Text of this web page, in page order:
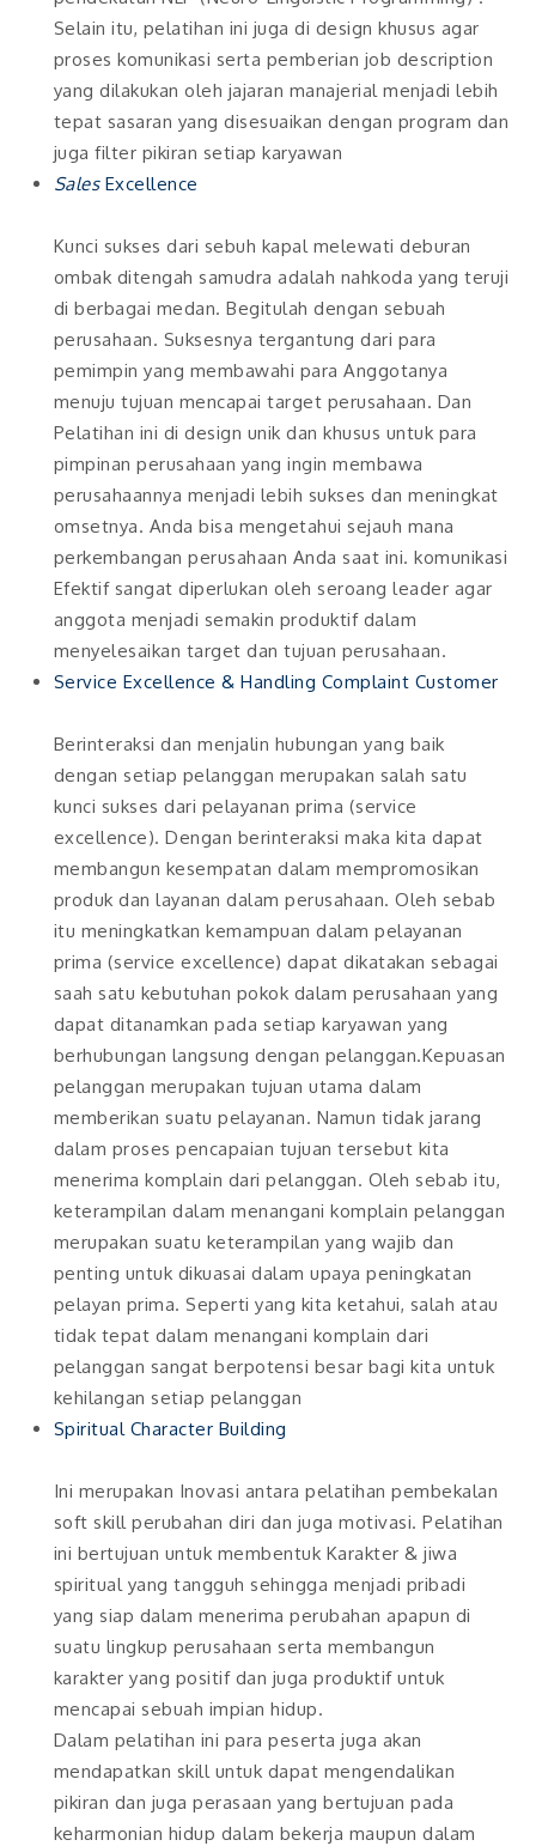
Selain itu, pelatihan ini juga di design khusus agar
proses komunikasi serta pemberian job description
yang dilakukan oleh jajaran manajerial menjadi lebih
tepat sasaran yang disesuaikan dengan program dan
juga filter pikiran setiap karyawan
Sales Excellence
Kunci sukses dari sebuh kapal melewati deburan
ombak ditengah samudra adalah nahkoda yang teruji
di berbagai medan. Begitulah dengan sebuah
perusahaan. Suksesnya tergantung dari para
pemimpin yang membawahi para Anggotanya
menuju tujuan mencapai target perusahaan. Dan
Pelatihan ini di design unik dan khusus untuk para
pimpinan perusahaan yang ingin membawa
perusahaannya menjadi lebih sukses dan meningkat
omsetnya. Anda bisa mengetahui sejauh mana
perkembangan perusahaan Anda saat ini. komunikasi
Efektif sangat diperlukan oleh seroang leader agar
anggota menjadi semakin produktif dalam
menyelesaikan target dan tujuan perusahaan.
Service Excellence & Handling Complaint Customer
Berinteraksi dan menjalin hubungan yang baik
dengan setiap pelanggan merupakan salah satu
kunci sukses dari pelayanan prima (service
excellence). Dengan berinteraksi maka kita dapat
membangun kesempatan dalam mempromosikan
produk dan layanan dalam perusahaan. Oleh sebab
itu meningkatkan kemampuan dalam pelayanan
prima (service excellence) dapat dikatakan sebagai
saah satu kebutuhan pokok dalam perusahaan yang
dapat ditanamkan pada setiap karyawan yang
berhubungan langsung dengan pelanggan.Kepuasan
pelanggan merupakan tujuan utama dalam
memberikan suatu pelayanan. Namun tidak jarang
dalam proses pencapaian tujuan tersebut kita
menerima komplain dari pelanggan. Oleh sebab itu,
keterampilan dalam menangani komplain pelanggan
merupakan suatu keterampilan yang wajib dan
penting untuk dikuasai dalam upaya peningkatan
pelayan prima. Seperti yang kita ketahui, salah atau
tidak tepat dalam menangani komplain dari
pelanggan sangat berpotensi besar bagi kita untuk
kehilangan setiap pelanggan
Spiritual Character Building
Ini merupakan Inovasi antara pelatihan pembekalan
soft skill perubahan diri dan juga motivasi. Pelatihan
ini bertujuan untuk membentuk Karakter & jiwa
spiritual yang tangguh sehingga menjadi pribadi
yang siap dalam menerima perubahan apapun di
suatu lingkup perusahaan serta membangun
karakter yang positif dan juga produktif untuk
mencapai sebuah impian hidup.
Dalam pelatihan ini para peserta juga akan
mendapatkan skill untuk dapat mengendalikan
pikiran dan juga perasaan yang bertujuan pada
keharmonian hidup dalam bekerja maupun dalam